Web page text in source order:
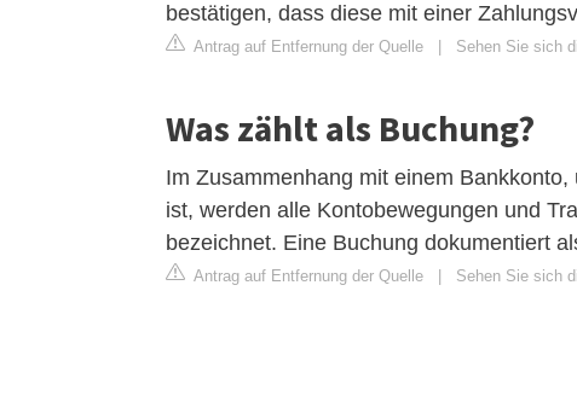
bestätigen, dass diese mit einer
Antrag auf Entfernung der Quelle Sehen Sie sich
Was zählt als Buchung?
Im Zusammenhang mit einem
ist, werden alle Kontobewegungen und
bezeichnet. Eine Buchung dokumentiert
Antrag auf Entfernung der Quelle Sehen Sie sich